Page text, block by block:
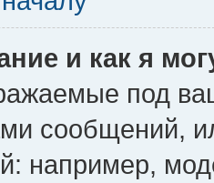
и как я
под
сообщений,
например,